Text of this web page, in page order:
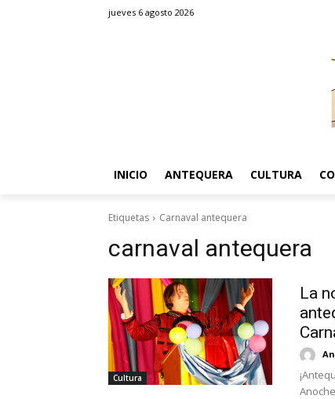
jueves 6 agosto 2026
INICIO ANTEQUERA CULTURA
Etiquetas Carnaval antequera
carnaval antequera
Cultura
La